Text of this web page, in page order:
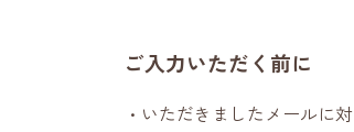
ご入力いただく前に
いただきましたメールに